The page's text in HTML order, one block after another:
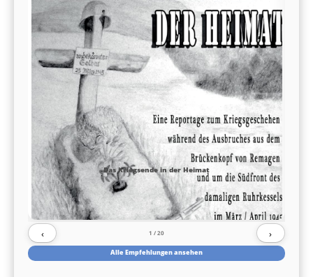
Das Kriegsende in der Heimat
‹ 1 / 20 ›
Alle Empfehlungen ansehen